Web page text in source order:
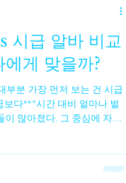
니지만 참고용) 아래 공고들
테라피 관련 알바 공고 사례
구 스웨디시 여성관리사 구
시급 알바 비교
에게 맞을까?
부분 가장 먼저 보는 건 시급
다**“시간 대비 얼마나 벌
많아졌다. 그 중심에 자주
관리 1건당 정산✔ 출근 시간